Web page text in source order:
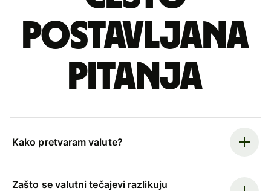
postavljana
pitanja
Kako pretvaram valute?
Zašto se valutni tečajevi razlikuju